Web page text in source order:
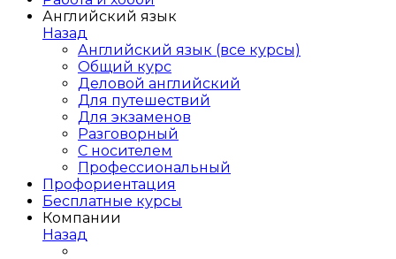
Английский язык
Назад
Английский язык (все курсы)
Общий курс
Деловой английский
Для путешествий
Для экзаменов
Разговорный
С носителем
Профессиональный
Профориентация
Бесплатные курсы
Компании
Назад